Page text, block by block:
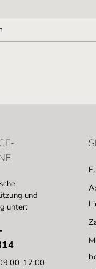
und
unter:
17:00